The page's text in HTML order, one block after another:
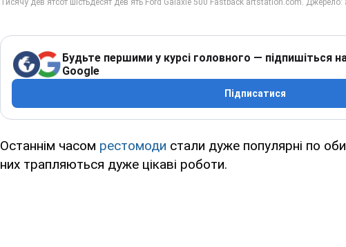
Будьте першими у курсі головного — підпишіться
Google
Підписатися
Останнім часом рестомоди стали дуже популярні по
них трапляються дуже цікаві роботи.